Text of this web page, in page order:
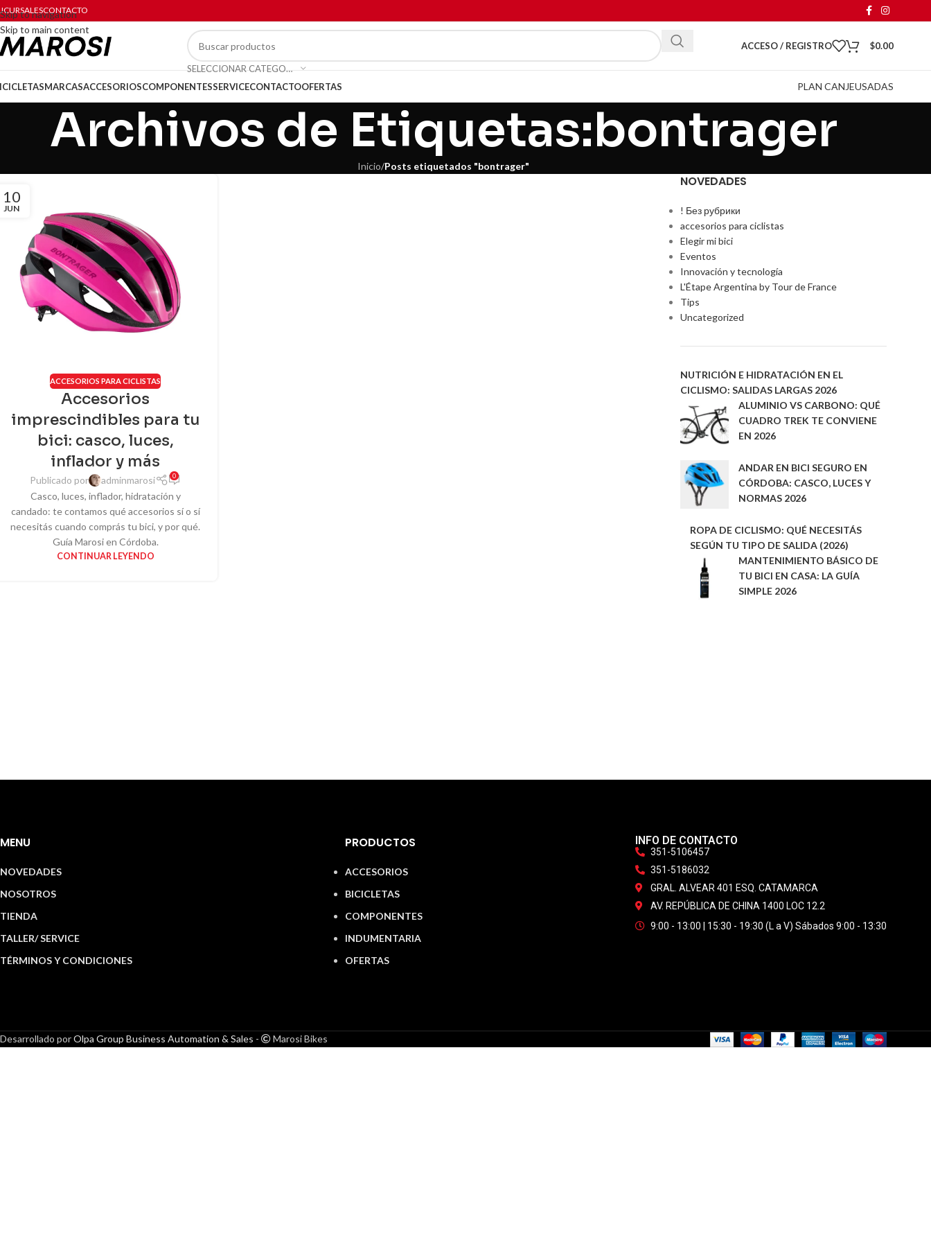
Skip to navigation
Skip to main content
CONTACTO
SELECCIONAR CATEGORÍA
ACCESO / REGISTRO $0.00
MARCASACCESORIOSCOMPONENTESSERVICECONTACTOOFERTAS PLAN CANJEUSADAS
Archivos de Etiquetas:bontrager
Inicio/Posts etiquetados "bontrager"
10
JUN
ACCESORIOS PARA CICLISTAS
Accesorios
imprescindibles para tu
bici: casco, luces,
inflador y más
Publicado por adminmarosi 0
Casco, luces, inflador, hidratación y
candado: te contamos qué accesorios sí o sí
necesitás cuando comprás tu bici, y por qué.
Guía Marosi en Córdoba.
CONTINUAR LEYENDO
NOVEDADES
! Без рубрики
accesorios para ciclistas
Elegir mi bici
Eventos
Innovación y tecnología
L'Étape Argentina by Tour de France
Tips
Uncategorized
NUTRICIÓN E HIDRATACIÓN EN EL
CICLISMO: SALIDAS LARGAS 2026
ALUMINIO VS CARBONO: QUÉ
CUADRO TREK TE CONVIENE
EN 2026
ANDAR EN BICI SEGURO EN
CÓRDOBA: CASCO, LUCES Y
NORMAS 2026
ROPA DE CICLISMO: QUÉ NECESITÁS
SEGÚN TU TIPO DE SALIDA (2026)
MANTENIMIENTO BÁSICO DE
TU BICI EN CASA: LA GUÍA
SIMPLE 2026
MENU
NOVEDADES
NOSOTROS
TIENDA
TALLER/ SERVICE
TÉRMINOS Y CONDICIONES
PRODUCTOS
ACCESORIOS
BICICLETAS
COMPONENTES
INDUMENTARIA
OFERTAS
INFO DE CONTACTO
351-5106457
351-5186032
GRAL. ALVEAR 401 ESQ. CATAMARCA
AV. REPÚBLICA DE CHINA 1400 LOC 12.2
9:00 - 13:00 | 15:30 - 19:30 (L a V) Sábados 9:00 - 13:30
Desarrollado porOlpa Group Business Automation & Sales - Marosi Bikes